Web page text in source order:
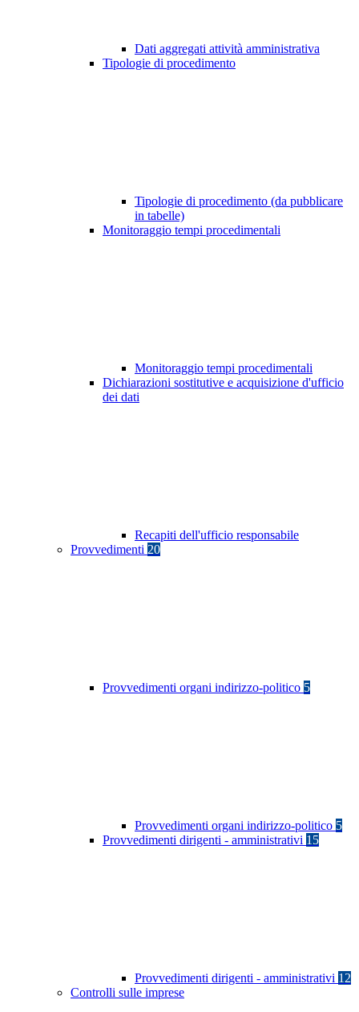
Dati aggregati attività amministrativa
Tipologie di procedimento
Tipologie di procedimento (da pubblicare
in tabelle)
Monitoraggio tempi procedimentali
Monitoraggio tempi procedimentali
Dichiarazioni sostitutive e acquisizione d'ufficio
dei dati
Recapiti dell'ufficio responsabile
Provvedimenti 20
Provvedimenti organi indirizzo-politico 5
Provvedimenti organi indirizzo-politico 5
Provvedimenti dirigenti - amministrativi 15
Provvedimenti dirigenti - amministrativi 12
Controlli sulle imprese